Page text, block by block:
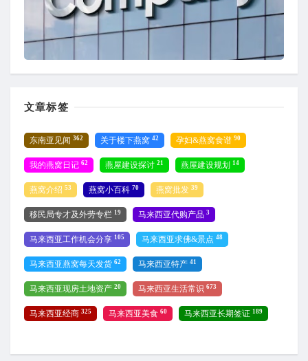
文章标签
东南亚见闻 362 关于楼下燕窝 42 孕妇&燕窝食谱 90
我的燕窝日记 62 燕屋建设探讨 21 燕屋建设规划 14
燕窝介绍 53 燕窝小百科 70 燕窝批发 39
移民局专才及外劳专栏 19 马来西亚代购产品 3
马来西亚工作机会分享 105 马来西亚求佛&景点 48
马来西亚燕窝每天发货 62 马来西亚特产 41
马来西亚现房土地资产 20 马来西亚生活常识 673
马来西亚经商 325 马来西亚美食 60 马来西亚长期签证 189